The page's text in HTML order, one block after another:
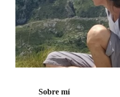
Sobre mí